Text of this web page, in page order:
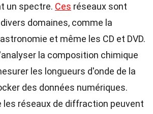
un spectre. Ces réseaux sont
domaines, comme la
et même les CD et DVD.
la composition chimique
les longueurs d'onde de la
des données numériques.
les réseaux de diffraction peuvent